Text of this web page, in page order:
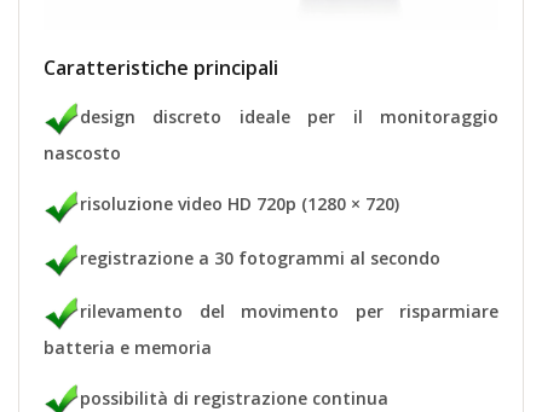
Caratteristiche principali
design discreto ideale per il monitoraggio
nascosto
risoluzione video HD 720p (1280 × 720)
registrazione a 30 fotogrammi al secondo
rilevamento del movimento per risparmiare
batteria e memoria
possibilità di registrazione continua